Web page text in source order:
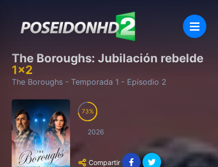
The Boroughs: Jubilación rebelde
1x2
The Boroughs - Temporada 1 - Episodio 2
73
2026
Compartir